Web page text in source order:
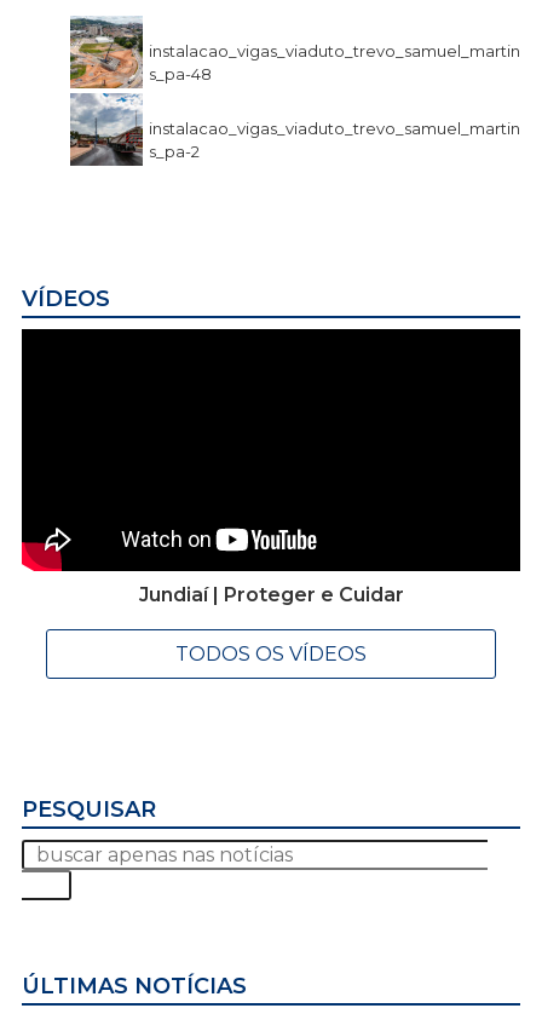
instalacao_vigas_viaduto_trevo_samuel_martin
s_pa-48
instalacao_vigas_viaduto_trevo_samuel_martin
s_pa-2
VÍDEOS
Jundiaí | Proteger e Cuidar
TODOS OS VÍDEOS
PESQUISAR
ÚLTIMAS NOTÍCIAS